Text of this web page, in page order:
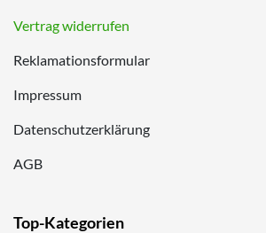
Vertrag widerrufen
Reklamationsformular
Impressum
Datenschutzerklärung
AGB
Top-Kategorien